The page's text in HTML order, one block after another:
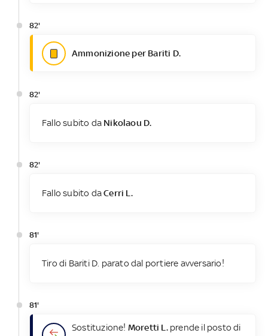
82'
Ammonizione per Bariti D.
82'
Fallo subito da Nikolaou D.
82'
Fallo subito daCerri L.
81'
Tiro di Bariti D. parato dal portiere avversario!
81'
Sostituzione! Moretti L.prende il posto di